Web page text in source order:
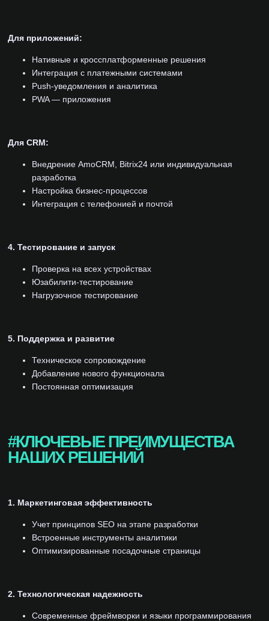
Для приложений:
Нативные и кроссплатформенные решения
Интеграция с платежными системами
Push-уведомления и аналитика
PWA — приложения
Для CRM:
Внедрение AmoCRM, Bitrix24 или индивидуальная
разработка
Настройка бизнес-процессов
Интеграция с телефонией и почтой
4. Тестирование и запуск
Проверка на всех устройствах
Юзабилити-тестирование
Нагрузочное тестирование
5. Поддержка и развитие
Техническое сопровождение
Добавление нового функционала
Постоянная оптимизация
#КЛЮЧЕВЫЕ ПРЕИМУЩЕСТВА
НАШИХ РЕШЕНИЙ
1. Маркетинговая эффективность
Учет принципов SEO на этапе разработки
Встроенные инструменты аналитики
Оптимизированные посадочные страницы
2. Технологическая надежность
Современные фреймворки и языки программирования